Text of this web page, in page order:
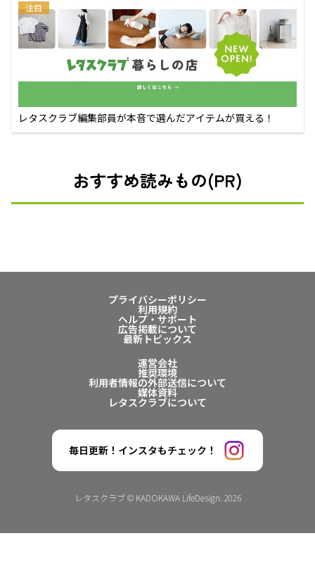
注目
レタスクラブ編集部員が本音で選んだアイテムが買える！
おすすめ読みもの(PR)
プライバシーポリシー
利用規約
ヘルプ・サポート
広告掲載について
最新トピックス
運営会社
推奨環境
利用者情報の外部送信について
媒体資料
レタスクラブについて
毎日更新！インスタもチェック！
レタスクラブ © KADOKAWA LifeDesign. 2026